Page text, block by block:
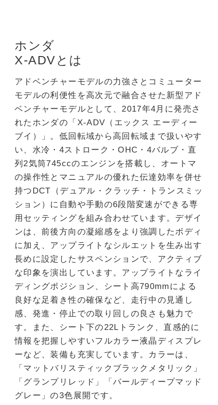
ホンダ
X-ADVとは
アドベンチャーモデルの力強さとコミューター
モデルの利便性を高次元で融合させた新型アド
ベンチャーモデルとして、2017年4月に発売さ
れたホンダの「X-ADV（エックス エーディー
ブイ）」。低回転域から高回転域まで扱いやす
い、水冷・4ストローク・OHC・4バルブ・直
列2気筒745ccのエンジンを搭載し、オートマ
の操作性とマニュアルの優れた伝達効率を併せ
持つDCT（デュアル・クラッチ・トランスミッ
ション）に自動や手動の6段階変速ができる専
用セッティングを組み合わせています。デザイ
ンは、前後方向の凝縮感をより強調したボディ
に加え、アップライトなシルエットを生み出す
長めに設定したサスペンションで、アクティブ
な印象を演出しています。アップライトなライ
ディングポジション、シート高790mmによる
良好な足着き性の確保など、走行中の見通し
感、発進・停止での取り回しの良さも魅力で
す。また、シート下の22Lトランク、直感的に
情報を把握しやすいフルカラー液晶ディスプレ
ーなど、装備も充実しています。カラーは、
「マットバリスティックブラックメタリック」
「グランプリレッド」「パールディープマッド
グレー」の3色展開です。